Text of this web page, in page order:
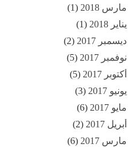
مارس 2018
(1)
يناير 2018
(1)
ديسمبر 2017
(2)
نوفمبر 2017
(5)
أكتوبر 2017
(5)
يونيو 2017
(3)
مايو 2017
(6)
أبريل 2017
(2)
مارس 2017
(6)